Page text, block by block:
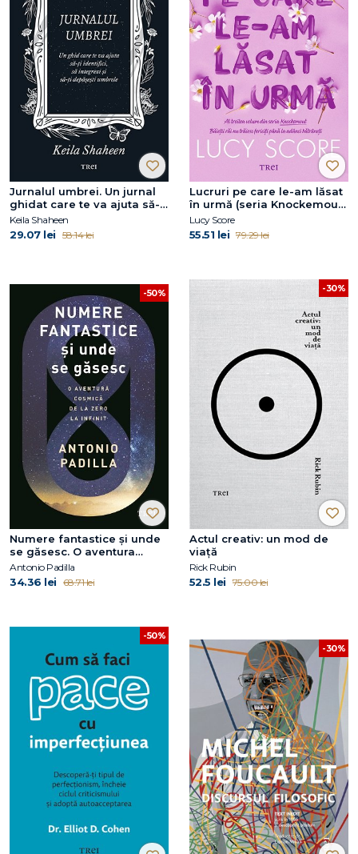
Jurnalul umbrei. Un jurnal
ghidat care te va ajuta să-ți
identifici, să integrezi și să-
ți depășești umbrele
Keila Shaheen
29.07 lei 58.14 lei
Lucruri pe care le-am lăsat
în urmă (seria Knockemout,
vol. 3)
Lucy Score
55.51 lei 79.29 lei
-50%
Numere fantastice și unde
se găsesc. O aventura
cosmică de la zero la infinit
Antonio Padilla
34.36 lei 68.71 lei
-30%
Actul creativ: un mod de
viață
Rick Rubin
52.5 lei 75.00 lei
-50%
-30%